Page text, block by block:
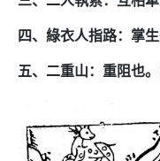
四、綠衣人指路：掌
五、二重山：重阻也